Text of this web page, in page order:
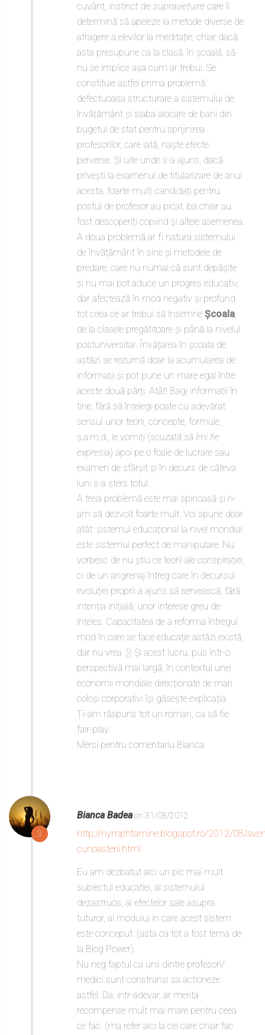
cuvânt, instinct de supraviețuire care îi
determină să apeleze la metode diverse de
atragere a elevilor la meditație, chiar dacă
asta presupune ca la clasă, în școală, să
nu se implice așa cum ar trebui. Se
constituie astfel prima problemă:
defectuoasa structurare a sistemului de
învățământ și slaba alocare de bani din
bugetul de stat pentru sprijinirea
profesorilor, care iată, naște efecte
perverse. Și uite unde s-a ajuns, dacă
privești la examenul de titularizare de anul
acesta, foarte mulți candidați pentru
postul de profesor au picat, ba chiar au
fost descoperiți copiind și altele asemenea.
A doua problemă ar fi natura sistemului
de învățământ în sine și metodele de
predare, care nu numai că sunt depășite
și nu mai pot aduce un progres educativ,
dar afectează în mod negativ și profund
tot ceea ce ar trebui să însemne Școala,
de la clasele pregătitoare și până la nivelul
postuniversitar. Învățarea în școala de
astăzi se rezumă doar la acumularea de
informații și pot pune un mare egal între
aceste două părți. Atât! Bagi informații în
tine, fără să înțelegi poate cu adevărat
sensul unor teorii, concepte, formule,
ș.a.m.d., le vomiți (scuzată să îmi fie
expresia) apoi pe o foaie de lucrare sau
examen de sfârșit și în decurs de câteva
luni s-a șters totul.
A treia problemă este mai spinoasă și n-
am să dezvolt foarte mult. Voi spune doar
atât: sistemul educațional la nivel mondial
este sistemul perfect de manipulare. Nu
vorbesc de nu știu ce teorii ale conspirației,
ci de un angrenaj întreg care în decursul
evoluției proprii a ajuns să servească, fără
intenția inițială, unor interese greu de
înțeles. Capacitatea de a reforma întregul
mod în care se face educație astăzi există,
dar nu vrea :)) Și acest lucru, pus într-o
perspectivă mai largă, în contextul unei
economii mondiale direcționate de mari
coloși corporativi își găsește explicația.
Ți-am răspuns tot un roman, ca să fie
fair-play.
Mersi pentru comentariu Bianca.
3
Bianca Badeaon 31/08/2012
http://nymphtamine.blogspot.ro/2012/08/
cunoasterii.html
Eu am dezbatut aici un pic mai mult
subiectul educatiei, al sistemului
dezastruos, al efectelor sale asupra
tuturor, al modului in care acest sistem
este conceput. (asta ca tot a fost tema de
la Blog Power).
Nu neg faptul ca unii dintre profesori/
medici sunt constransi sa actioneze
astfel. Da, intr-adevar, ar merita
recompense mult mai mare pentru ceea
ce fac. (ma refer aici la cei care chiar fac